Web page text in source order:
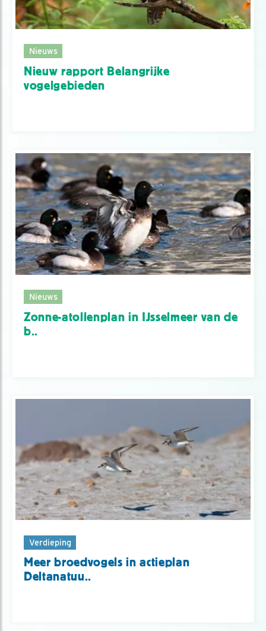
Nieuws
Nieuw rapport Belangrijke
vogelgebieden
Nieuws
Zonne-atollenplan in IJsselmeer van de
b..
Verdieping
Meer broedvogels in actieplan
Deltanatuu..